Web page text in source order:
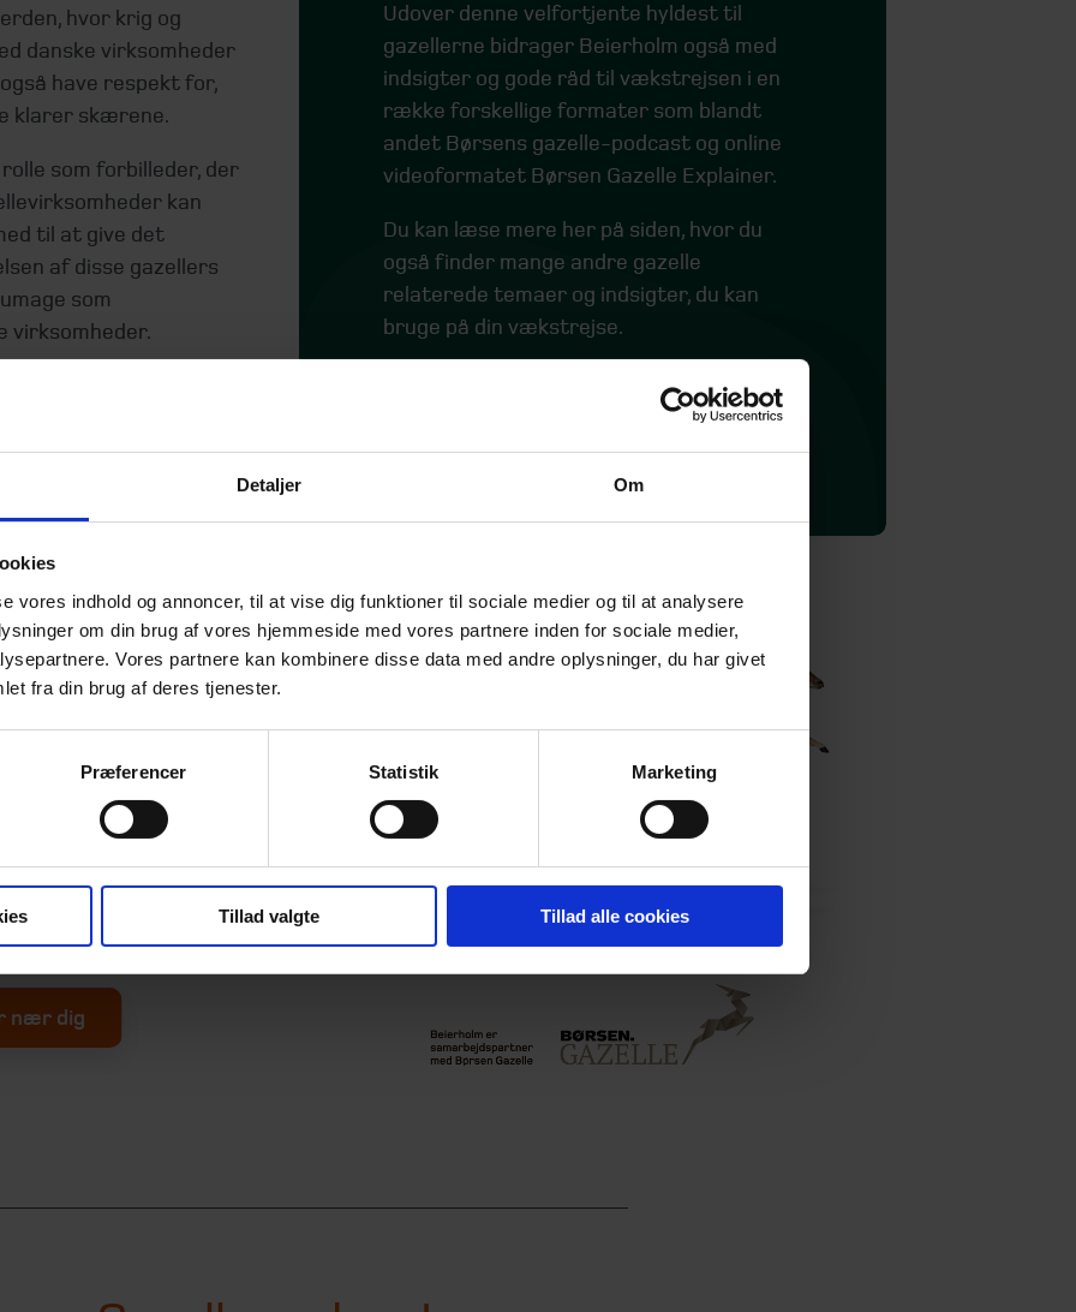
Detaljer Om
vores indhold og annoncer, til at vise dig funktioner til sociale medier og til at analysere
om din brug af vores hjemmeside med vores partnere inden for sociale medier,
Vores partnere kan kombinere disse data med andre oplysninger, du har givet
fra din brug af deres tjenester.
Præferencer Statistik Marketing
Tillad valgte Tillad alle cookies
hvor krig og
danske virksomheder
have respekt for,
klarer skærene.
som forbilleder, der
kan
til at give det
af disse gazellers
som
virksomheder.
af mindre og
gazelle-
til ejere, ledere
ud?
står vi
med
om din virksomhed
og afklarende
vi gennem indsigt
og hjælper dig med
nær dig
Udover denne velfortjente hyldest til
gazellerne bidrager Beierholm også med
indsigter og gode råd til vækstrejsen i en
række forskellige formater som blandt
andet Børsens gazelle-podcast og online
videoformatet Børsen Gazelle Explainer.
Du kan læse mere her på siden, hvor du
også finder mange andre gazelle
relaterede temaer og indsigter, du kan
bruge på din vækstrejse.
Du kan også læse mere om Børsen Gazelle